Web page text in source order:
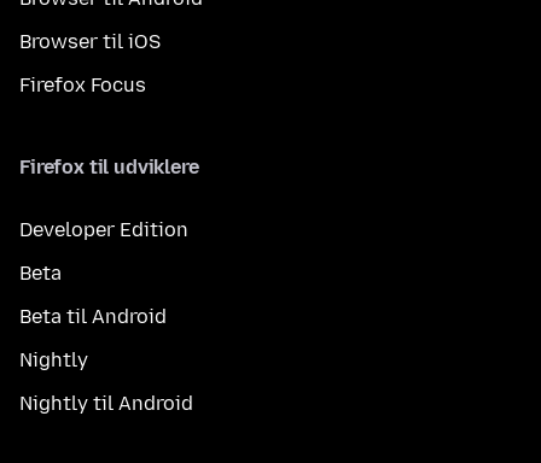
Browser til iOS
Firefox Focus
Firefox til udviklere
Developer Edition
Beta
Beta til Android
Nightly
Nightly til Android